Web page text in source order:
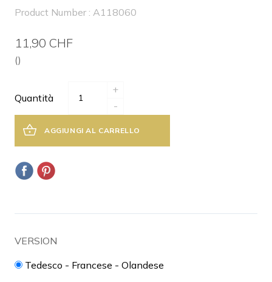
Product Number : A118060
11,90 CHF
()
Quantità
+
-
AGGIUNGI AL CARRELLO
VERSION
Tedesco - Francese - Olandese